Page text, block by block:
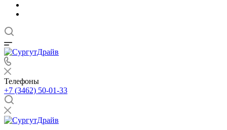
Телефоны
+7 (3462) 50-01-33